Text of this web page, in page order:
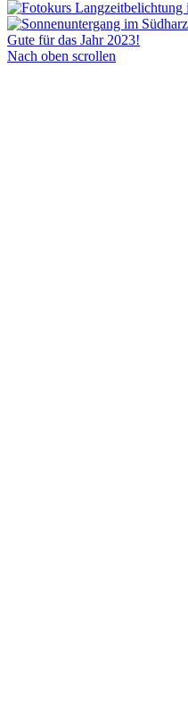
Gute für das Jahr 2023!
Nach oben scrollen